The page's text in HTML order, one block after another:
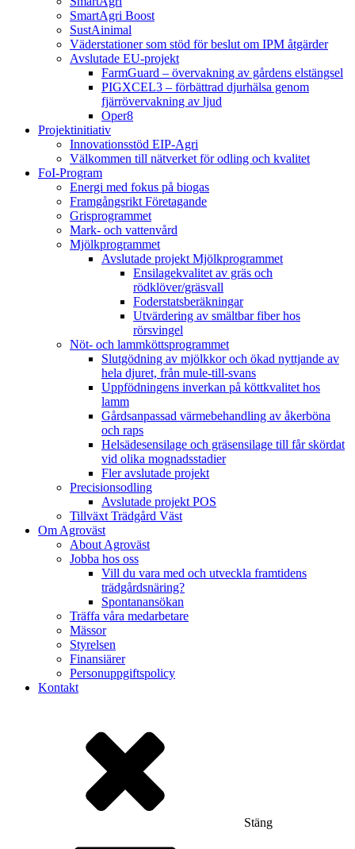
SmartAgri Boost
SustAinimal
Väderstationer som stöd för beslut om IPM åtgärder
Avslutade EU-projekt
FarmGuard – övervakning av gårdens elstängsel
PIGXCEL3 – förbättrad djurhälsa genom
fjärrövervakning av ljud
Oper8
Projektinitiativ
Innovationsstöd EIP-Agri
Välkommen till nätverket för odling och kvalitet
FoI-Program
Energi med fokus på biogas
Framgångsrikt Företagande
Grisprogrammet
Mark- och vattenvård
Mjölkprogrammet
Avslutade projekt Mjölkprogrammet
Ensilagekvalitet av gräs och
rödklöver/gräsvall
Foderstatsberäkningar
Utvärdering av smältbar fiber hos
rörsvingel
Nöt- och lammköttsprogrammet
Slutgödning av mjölkkor och ökad nyttjande av
hela djuret, från mule-till-svans
Uppfödningens inverkan på köttkvalitet hos
lamm
Gårdsanpassad värmebehandling av åkerböna
och raps
Helsädesensilage och gräsensilage till får skördat
vid olika mognadsstadier
Fler avslutade projekt
Precisionsodling
Avslutade projekt POS
Tillväxt Trädgård Väst
Om Agroväst
About Agroväst
Jobba hos oss
Vill du vara med och utveckla framtidens
trädgårdsnäring?
Spontanansökan
Träffa våra medarbetare
Mässor
Styrelsen
Finansiärer
Personuppgiftspolicy
Kontakt
Stäng